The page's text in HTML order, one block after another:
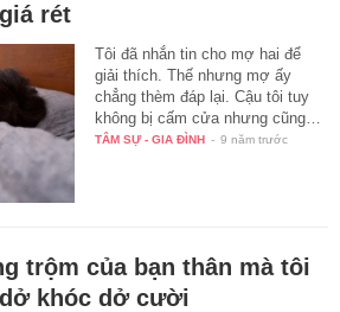
rét
Tôi đã nhắn tin cho mợ hai để
giải thích. Thế nhưng mợ ấy
chẳng thèm đáp lại. Cậu tôi tuy
không bị cấm cửa nhưng cũng…
TÂM SỰ - GIA ĐÌNH - 9 năm trước
trộm của bạn thân mà tôi
khóc dở cười